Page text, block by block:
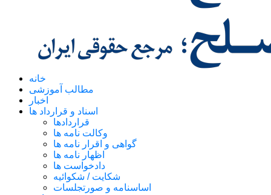
خانه
مطالب آموزشی
اخبار
اسناد و قرارداد ها
قراردادها
وکالت نامه ها
گواهی و اقرار نامه ها
اظهار نامه ها
دادخواست ها
شکایت / شکوائیه
اساسنامه و صورتجلسات